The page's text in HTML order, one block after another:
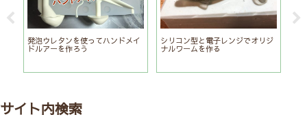
発泡ウレタンを使ってハンドメイ
ドルアーを作ろう
シリコン型と電子レンジでオリジ
ナルワームを作る
サイト内検索